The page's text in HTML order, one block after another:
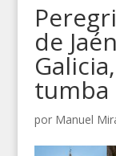
de
tumba
por Manuel